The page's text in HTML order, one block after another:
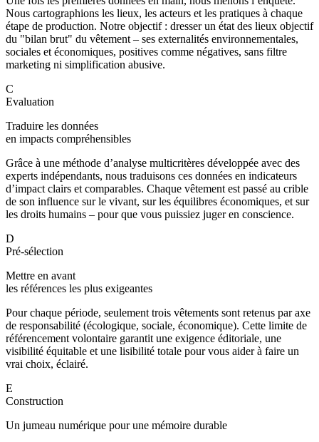
Nous cartographions les lieux, les acteurs et les pratiques à chaque
étape de production. Notre objectif : dresser un état des lieux objectif
du "bilan brut" du vêtement – ses externalités environnementales,
sociales et économiques, positives comme négatives, sans filtre
marketing ni simplification abusive.
C
Evaluation
Traduire les données
en impacts compréhensibles
Grâce à une méthode d’analyse multicritères développée avec des
experts indépendants, nous traduisons ces données en indicateurs
d’impact clairs et comparables. Chaque vêtement est passé au crible
de son influence sur le vivant, sur les équilibres économiques, et sur
les droits humains – pour que vous puissiez juger en conscience.
D
Pré-sélection
Mettre en avant
les références les plus exigeantes
Pour chaque période, seulement trois vêtements sont retenus par axe
de responsabilité (écologique, sociale, économique). Cette limite de
référencement volontaire garantit une exigence éditoriale, une
visibilité équitable et une lisibilité totale pour vous aider à faire un
vrai choix, éclairé.
E
Construction
Un jumeau numérique pour une mémoire durable